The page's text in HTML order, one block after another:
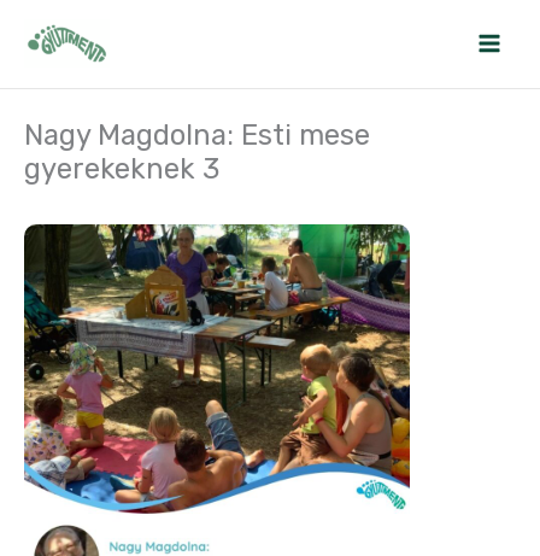
Nagy Magdolna: Esti mese
gyerekeknek 3